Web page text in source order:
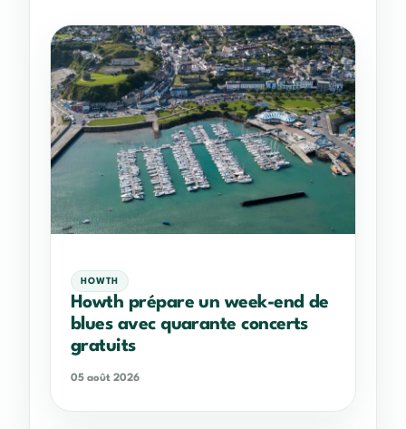
HOWTH
Howth prépare un week-end de
blues avec quarante concerts
gratuits
05 août 2026